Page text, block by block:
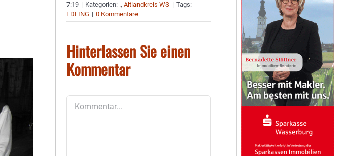
7:19 | Kategorien: .,Altlandkreis WS | Tags:
EDLING | 0 Kommentare
Hinterlassen Sie einen
Kommentar